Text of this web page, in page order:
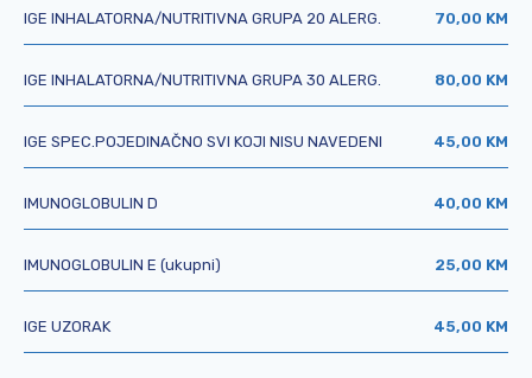
IGE INHALATORNA/NUTRITIVNA GRUPA 20 ALERG. 70,00 KM
IGE INHALATORNA/NUTRITIVNA GRUPA 30 ALERG. 80,00 KM
IGE SPEC.POJEDINAČNO SVI KOJI NISU NAVEDENI 45,00 KM
IMUNOGLOBULIN D 40,00 KM
IMUNOGLOBULIN E (ukupni) 25,00 KM
IGE UZORAK 45,00 KM